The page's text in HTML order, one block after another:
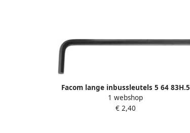
Facom lange inbussleutels 5 64 83H.5
64
1 webshop
€ 2,40